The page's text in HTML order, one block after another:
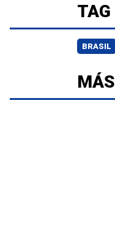
TAG
BRASIL